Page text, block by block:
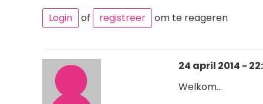
Login of registreer om te reageren
24 april 2014 -
Welkom...